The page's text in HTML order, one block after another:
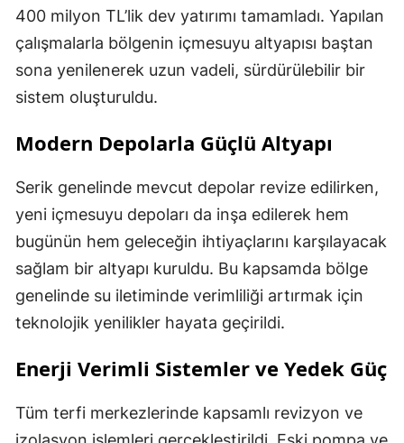
400 milyon TL’lik dev yatırımı tamamladı. Yapılan
çalışmalarla bölgenin içmesuyu altyapısı baştan
sona yenilenerek uzun vadeli, sürdürülebilir bir
sistem oluşturuldu.
Modern Depolarla Güçlü Altyapı
Serik genelinde mevcut depolar revize edilirken,
yeni içmesuyu depoları da inşa edilerek hem
bugünün hem geleceğin ihtiyaçlarını karşılayacak
sağlam bir altyapı kuruldu. Bu kapsamda bölge
genelinde su iletiminde verimliliği artırmak için
teknolojik yenilikler hayata geçirildi.
Enerji Verimli Sistemler ve Yedek Güç
Tüm terfi merkezlerinde kapsamlı revizyon ve